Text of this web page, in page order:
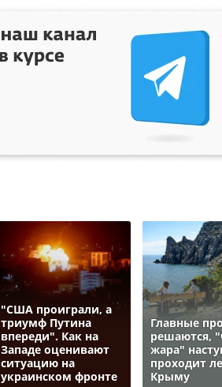
"США проиграли, а
триумф Путина
впереди". Как на
Западе оценивают
ситуацию на
украинском фронте
Главные
решаются,
жара"
проходит
Крыму